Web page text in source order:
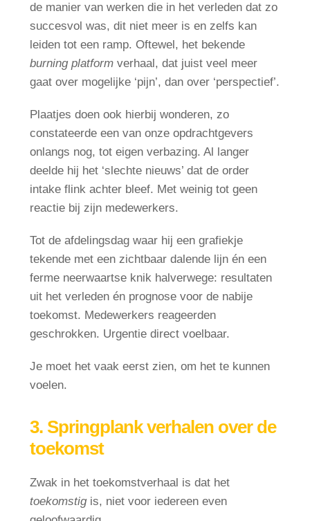
de manier van werken die in het verleden dat zo
succesvol was, dit niet meer is en zelfs kan
leiden tot een ramp. Oftewel, het bekende
burning platformverhaal, dat juist veel meer
gaat over mogelijke ‘pijn’, dan over ‘perspectief’.
Plaatjes doen ook hierbij wonderen, zo
constateerde een van onze opdrachtgevers
onlangs nog, tot eigen verbazing. Al langer
deelde hij het ‘slechte nieuws’ dat de order
intake flink achter bleef. Met weinig tot geen
reactie bij zijn medewerkers.
Tot de afdelingsdag waar hij een grafiekje
tekende met een zichtbaar dalende lijn én een
ferme neerwaartse knik halverwege: resultaten
uit het verleden én prognose voor de nabije
toekomst. Medewerkers reageerden
geschrokken. Urgentie direct voelbaar.
Je moet het vaak eerst zien, om het te kunnen
voelen.
3. Springplank verhalen over de
toekomst
Zwak in het toekomstverhaal is dat het
toekomstigis, niet voor iedereen even